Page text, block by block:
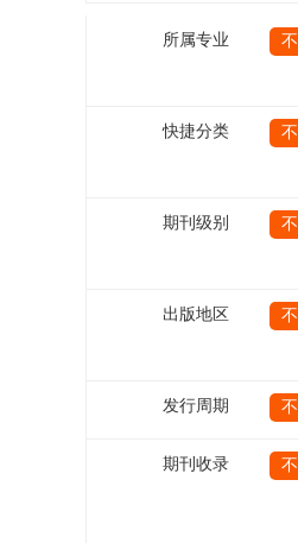
所属专业
快捷分类
期刊级别
出版地区
发行周期
期刊收录